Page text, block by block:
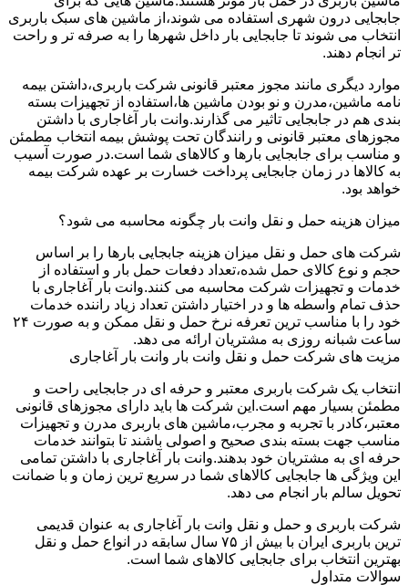
جابجایی درون شهری استفاده می شوند،از ماشین های سبک باربری
انتخاب می شوند تا جابجایی بار داخل شهرها را به صرفه تر و راحت
تر انجام دهند.
موارد دیگری مانند مجوز معتبر قانونی شرکت باربری،داشتن بیمه
نامه ماشین،مدرن و نو بودن ماشین ها،استفاده از تجهیزات بسته
بندی هم در جابجایی تاثیر می گذارند.وانت بار آغاجاری با داشتن
مجوزهای معتبر قانونی و رانندگان تحت پوشش بیمه انتخاب مطمئن
و مناسب برای جابجایی بارها و کالاهای شما است.در صورت آسیب
به کالاها در زمان جابجایی پرداخت خسارت بر عهده شرکت بیمه
خواهد بود.
میزان هزینه حمل و نقل وانت بار چگونه محاسبه می شود؟
شرکت های حمل و نقل میزان هزینه جابجایی بارها را بر اساس
حجم و نوع کالای حمل شده،تعداد دفعات حمل بار و استفاده از
خدمات و تجهیزات شرکت محاسبه می کنند.وانت بار آغاجاری با
حذف تمام واسطه ها و در اختیار داشتن تعداد زیاد راننده خدمات
خود را با مناسب ترین تعرفه نرخ حمل و نقل ممکن و به صورت ۲۴
ساعت شبانه روزی به مشتریان ارائه می دهد.
مزیت های شرکت حمل و نقل وانت بار وانت بار آغاجاری
انتخاب یک شرکت باربری معتبر و حرفه ای در جابجایی راحت و
مطمئن بسیار مهم است.این شرکت ها باید دارای مجوزهای قانونی
معتبر،کادر با تجربه و مجرب،ماشین های باربری مدرن و تجهیزات
مناسب جهت بسته بندی صحیح و اصولی باشند تا بتوانند خدمات
حرفه ای به مشتریان خود بدهند.وانت بار آغاجاری با داشتن تمامی
این ویژگی ها جابجایی کالاهای شما در سریع ترین زمان و با ضمانت
تحویل سالم بار انجام می دهد.
شرکت باربری و حمل و نقل وانت بار آغاجاری به عنوان قدیمی
ترین باربری ایران با بیش از ۷۵ سال سابقه در انواع حمل و نقل
بهترین انتخاب برای جابجایی کالاهای شما است.
سوالات متداول